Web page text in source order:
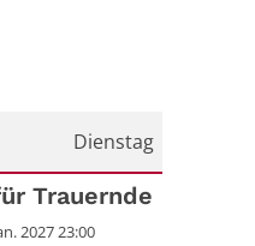
Dienstag
2026
Trauernde
2027 23:00